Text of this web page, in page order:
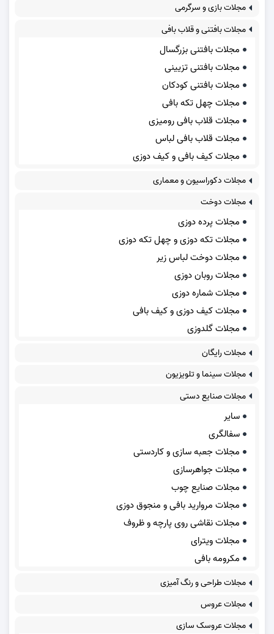
مجلات بازی و سرگرمی
مجلات بافتنی و قلاب بافی
مجلات بافتنی بزرگسال
مجلات بافتنی تزیینی
مجلات بافتنی کودکان
مجلات چهل تکه بافی
مجلات قلاب بافی رومیزی
مجلات قلاب بافی لباس
مجلات کیف بافی و کیف دوزی
مجلات دکوراسیون و معماری
مجلات دوخت
مجلات پرده دوزی
مجلات تکه دوزی و چهل تکه دوزی
مجلات دوخت لباس زیر
مجلات روبان دوزی
مجلات شماره دوزی
مجلات کیف دوزی و کیف بافی
مجلات گلدوزی
مجلات رایگان
مجلات سینما و تلویزیون
مجلات صنایع دستی
سایر
سفالگری
مجلات جعبه سازی و کاردستی
مجلات جواهرسازی
مجلات صنایع چوب
مجلات مروارید بافی و منجوق دوزی
مجلات نقاشی روی پارچه و ظروف
مجلات ویترای
مکرومه بافی
مجلات طراحی و رنگ آمیزی
مجلات عروس
مجلات عروسک سازی